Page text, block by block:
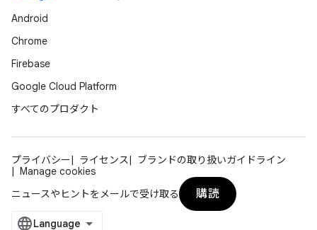
Android
Chrome
Firebase
Google Cloud Platform
すべてのプロダクト
プライバシー ライセンス
ブランドの取り扱いガイドライン
Manage cookies
ニュースやヒントをメールで受け取る
購読